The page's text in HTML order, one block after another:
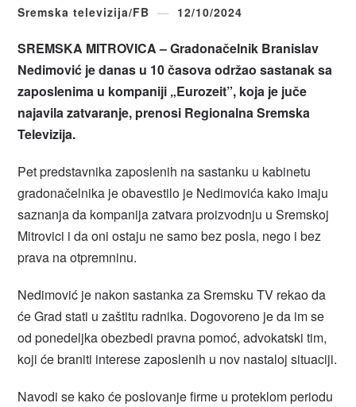
Sremska televizija/FB 12/10/2024
SREMSKA MITROVICA – Gradonačelnik Branislav
Nedimović je danas u 10 časova održao sastanak sa
zaposlenima u kompaniji „Eurozeit”, koja je juče
najavila zatvaranje, prenosi Regionalna Sremska
Televizija.
Pet predstavnika zaposlenih na sastanku u kabinetu
gradonačelnika je obavestilo je Nedimovića kako imaju
saznanja da kompanija zatvara proizvodnju u Sremskoj
Mitrovici i da oni ostaju ne samo bez posla, nego i bez
prava na otpremninu.
Nedimović je nakon sastanka za Sremsku TV rekao da
će Grad stati u zaštitu radnika. Dogovoreno je da im se
od ponedeljka obezbedi pravna pomoć, advokatski tim,
koji će braniti interese zaposlenih u nov nastaloj situaciji.
Navodi se kako će poslovanje firme u proteklom periodu